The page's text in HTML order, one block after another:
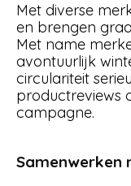
Met diverse
en brengen
Met name
avontuurlijk
circulariteit
productreviews
campagne.
Samenwerken